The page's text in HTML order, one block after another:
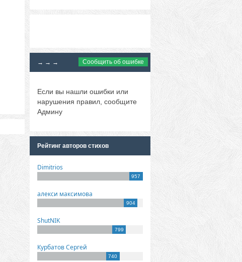
→ → → Сообщить об ошибке
Если вы нашли ошибки или
нарушения правил, сообщите
Админу
Рейтинг авторов стихов
Dimitrios
957
алекси максимова
904
ShutNIK
799
Курбатов Сергей
740